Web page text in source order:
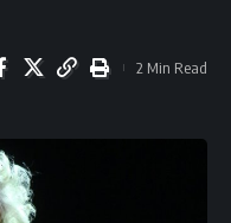
2 Min Read